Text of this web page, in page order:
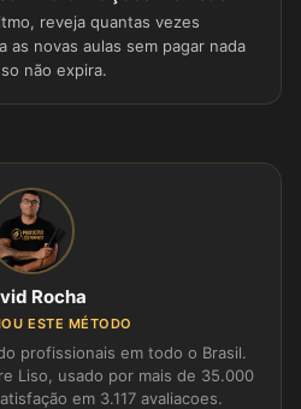
reveja quantas vezes
as novas aulas sem pagar nada
não expira.
Rocha
ESTE MÉTODO
profissionais em todo o Brasil.
Liso, usado por mais de 35.000
em 3.117 avaliacoes.